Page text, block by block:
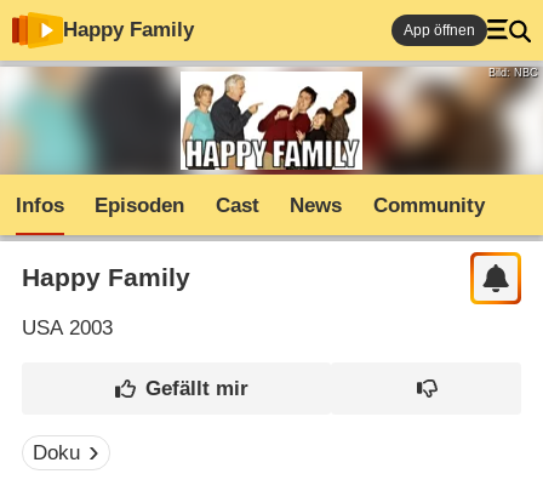
Happy Family App öffnen
Bild: NBC
Infos Episoden Cast News Community
Happy Family
USA2003
Doku